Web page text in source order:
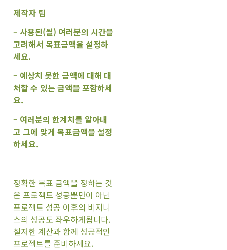
제작자 팁
– 사용된(될) 여러분의 시간을
고려해서 목표금액을 설정하
세요.
– 예상치 못한 금액에 대해 대
처할 수 있는 금액을 포함하세
요.
– 여러분의 한계치를 알아내
고 그에 맞게 목표금액을 설정
하세요.
정확한 목표 금액을 정하는 것
은 프로젝트 성공뿐만이 아닌
프로젝트 성공 이후의 비지니
스의 성공도 좌우하게됩니다.
철저한 계산과 함께 성공적인
프로젝트를 준비하세요.